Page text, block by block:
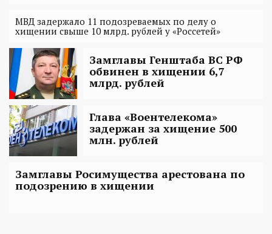
МВД задержало 11 подозреваемых по делу о
хищении свыше 10 млрд. рублей у «Россетей»
Замглавы Генштаба ВС РФ
обвинен в хищении 6,7
млрд. рублей
Глава «Воентелекома»
задержан за хищение 500
млн. рублей
Замглавы Росимущества арестована по
подозрению в хищении